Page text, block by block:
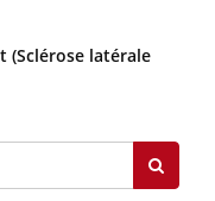
(Sclérose latérale